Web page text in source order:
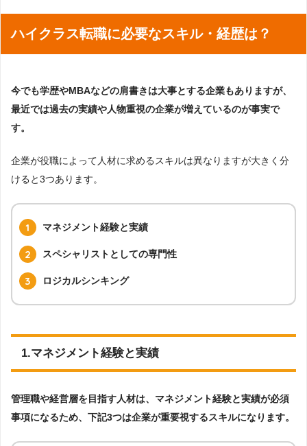
ハイクラス転職に必要なスキル・経歴は？
今でも学歴やMBAなどの肩書きは大事とする企業もありますが、
最近では過去の実績や人物重視の企業が増えているのが事実で
す。
企業が役職によって人材に求めるスキルは異なりますが大きく分
けると3つあります。
マネジメント経験と実績
スペシャリストとしての専門性
ロジカルシンキング
1.マネジメント経験と実績
管理職や経営層を目指す人材は、マネジメント経験と実績が必須
事項になるため、下記3つは企業が重要視するスキルになります。